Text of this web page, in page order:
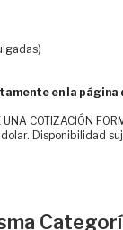
en la
UNA COTIZACIÓN
Disponibilidad